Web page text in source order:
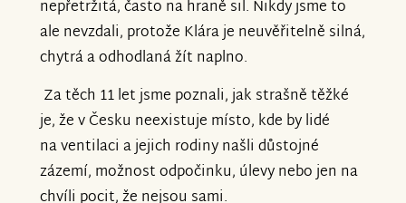
nepřetržitá, často na hraně sil. Nikdy jsme to
ale nevzdali, protože Klára je neuvěřitelně silná,
chytrá a odhodlaná žít naplno.
Za těch 11 let jsme poznali, jak strašně těžké
je, že v Česku neexistuje místo, kde by lidé
na ventilaci a jejich rodiny našli důstojné
zázemí, možnost odpočinku, úlevy nebo jen na